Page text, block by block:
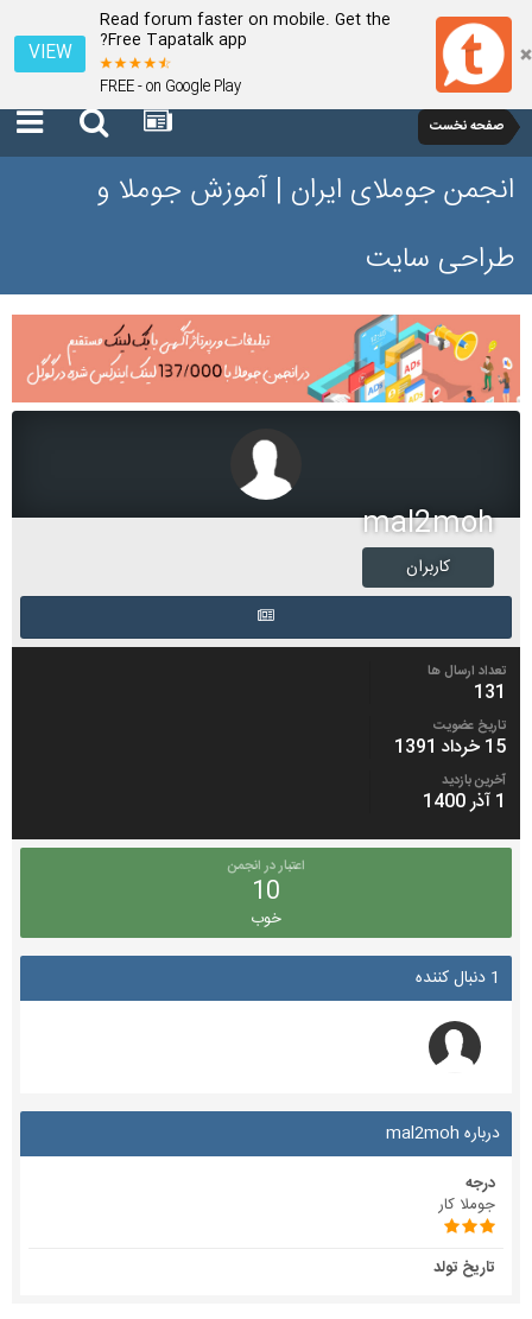
Read forum faster on mobile. Get the
Free Tapatalk app?
FREE - on Google Play
VIEW
صفحه نخست
انجمن جوملای ایران | آموزش جوملا و
طراحی سایت
mal2moh
کاربران
تعداد ارسال ها
131
تاریخ عضویت
15 خرداد 1391
آخرین بازدید
1 آذر 1400
اعتبار در انجمن
10
خوب
1 دنبال کننده
درباره mal2moh
درجه
جوملا کار
تاریخ تولد